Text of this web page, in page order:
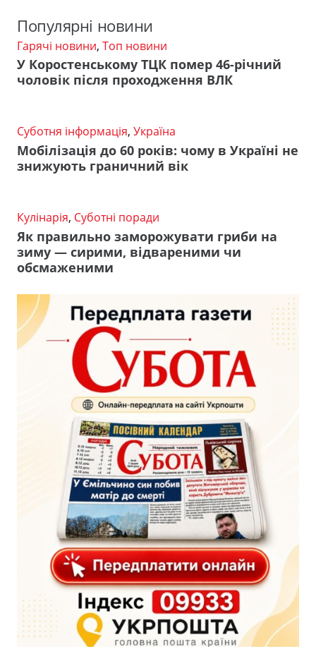
Популярні новини
Гарячі новини, Топ новини
У Коростенському ТЦК помер 46-річний
чоловік після проходження ВЛК
Суботня інформація, Україна
Мобілізація до 60 років: чому в Україні не
знижують граничний вік
Кулінарія, Суботні поради
Як правильно заморожувати гриби на
зиму — сирими, відвареними чи
обсмаженими